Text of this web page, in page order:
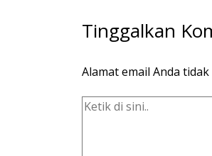
Tinggalkan
Alamat email Anda